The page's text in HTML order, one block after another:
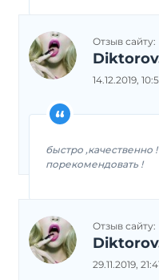
Отзыв сайту:
14.12.2019,
быстро ,качественно
порекомендовать !
Отзыв сайту:
29.11.2019,